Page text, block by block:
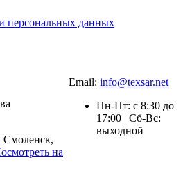
персональных данных
Смоленск,
на
Email: info@texsar.net
Пн-Пт: с 8:30 до
17:00 | Сб-Вс:
выходной